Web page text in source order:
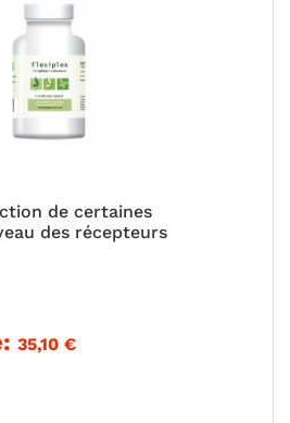
de certaines
des récepteurs
35,10 €